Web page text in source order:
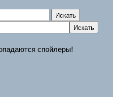
спойлеры!